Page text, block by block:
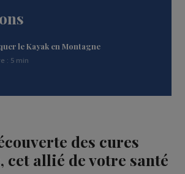
le Kayak en Montagne
: 5 min
des cures
cet allié de votre santé